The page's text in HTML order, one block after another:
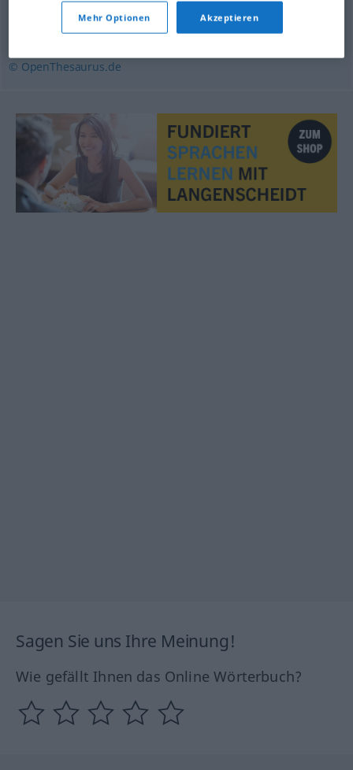
Menschenfreund,Philanthrop
© OpenThesaurus.de
Sagen Sie uns Ihre Meinung!
Wie gefällt Ihnen das Online Wörterbuch?
Mehr Optionen Akzeptieren